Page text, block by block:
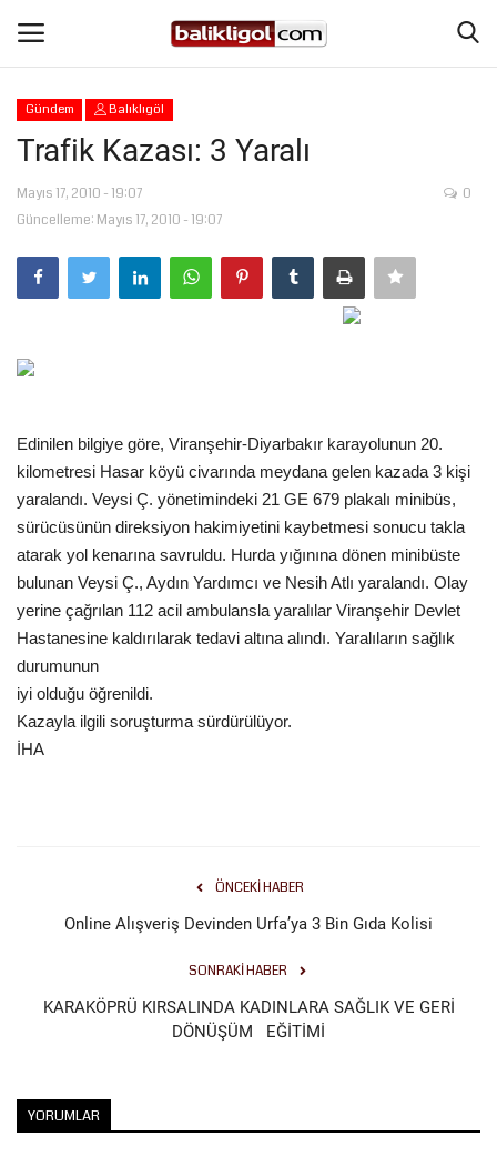
Giriş Yap
Anasayfa
Köşe Yazıları
Magazin
Spor
Gündem
Tekno Bilim
Ekonomi
Galeriler
Siyaset
Gündem Balıklıgöl
Trafik Kazası: 3 Yaralı
Mayıs 17, 2010 - 19:07
Güncelleme: Mayıs 17, 2010 - 19:07
0
Edinilen bilgiye göre, Viranşehir-Diyarbakır karayolunun 20.
kilometresi Hasar köyü civarında meydana gelen kazada 3 kişi
yaralandı. Veysi Ç. yönetimindeki 21 GE 679 plakalı minibüs,
sürücüsünün direksiyon hakimiyetini kaybetmesi sonucu takla
atarak yol kenarına savruldu. Hurda yığınına dönen minibüste
bulunan Veysi Ç., Aydın Yardımcı ve Nesih Atlı yaralandı. Olay
yerine çağrılan 112 acil ambulansla yaralılar Viranşehir Devlet
Hastanesine kaldırılarak tedavi altına alındı. Yaralıların sağlık
durumunun
iyi olduğu öğrenildi.
Kazayla ilgili soruşturma sürdürülüyor.
İHA
ÖNCEKI HABER
Online Alışveriş Devinden Urfa’ya 3 Bin Gıda Kolisi
SONRAKI HABER
KARAKÖPRÜ KIRSALINDA KADINLARA SAĞLIK VE GERİ
DÖNÜŞÜM EĞİTİMİ
YORUMLAR